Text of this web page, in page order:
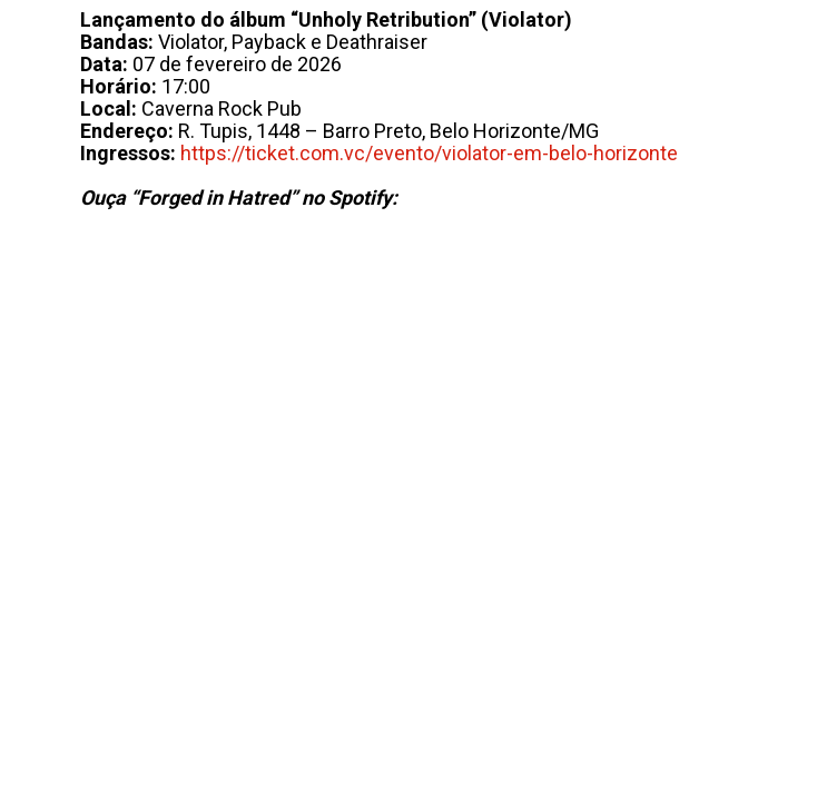
Lançamento do álbum “Unholy Retribution” (Violator)
Bandas: Violator, Payback e Deathraiser
Data: 07 de fevereiro de 2026
Horário: 17:00
Local: Caverna Rock Pub
Endereço: R. Tupis, 1448 – Barro Preto, Belo Horizonte/MG
Ingressos: https://ticket.com.vc/evento/violator-em-belo-horizonte
Ouça “Forged in Hatred” no Spotify: